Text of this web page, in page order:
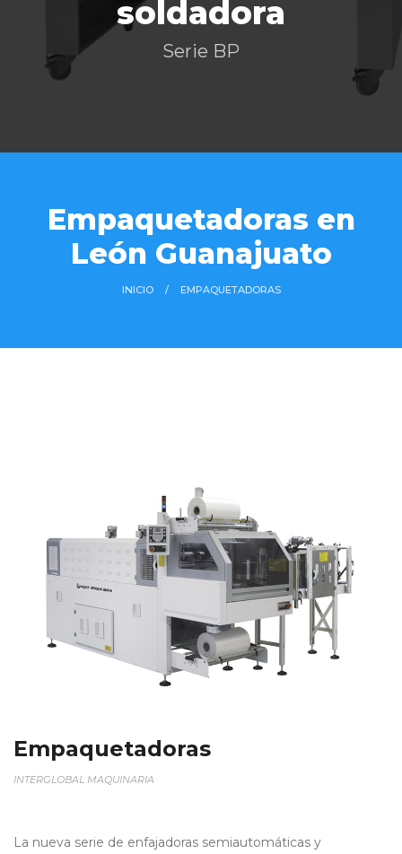
soldadora
Serie BP
Empaquetadoras en
León Guanajuato
INICIO EMPAQUETADORAS
Empaquetadoras
INTERGLOBAL MAQUINARIA
La nueva serie de enfajadoras semiautomáticas y